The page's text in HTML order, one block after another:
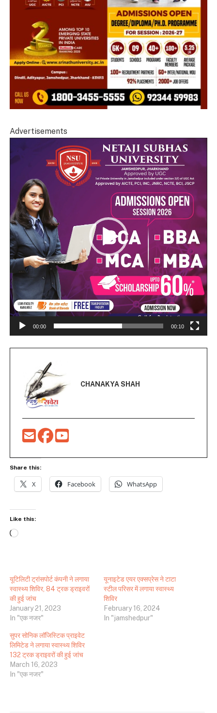
Advertisements
Player
00:00 00:10
CHANAKYA SHAH
Share this:
X Facebook WhatsApp
Like this:
Loading…
यूटिलिटी ट्रांसपोर्ट कंपनी ने लगाया
स्वास्थ्य शिविर, 84 ट्रक ड्राइवरों
की हुई जांच
January 21, 2023
In "एक नजर"
यूनाइटेड एयर एक्सप्रेस ने टाटा
स्टील परिसर में लगाया स्वास्थ्य
शिविर
February 16, 2024
In "jamshedpur"
सुपर सोनिक लॉजिस्टिक प्राइवेट
लिमिटेड ने लगाया स्वास्थ्य शिविर
132 ट्रक ड्राइवरों की हुई जांच
March 16, 2023
In "एक नजर"